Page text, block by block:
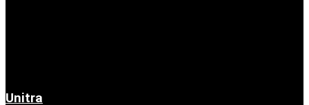
Unitra